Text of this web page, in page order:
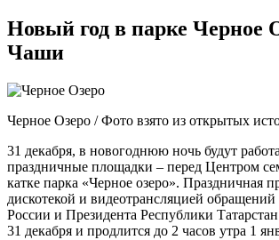
Новый год в парке Черное
Чаши
Черное Озеро / Фото взято из открытых
31 декабря, в новогоднюю ночь будут
праздничные площадки – перед Центром
катке парка «Черное озеро». Праздничная
дискотекой и видеотрансляцией обращений
России и Президента Республики
31 декабря и продлится до 2 часов утра 1